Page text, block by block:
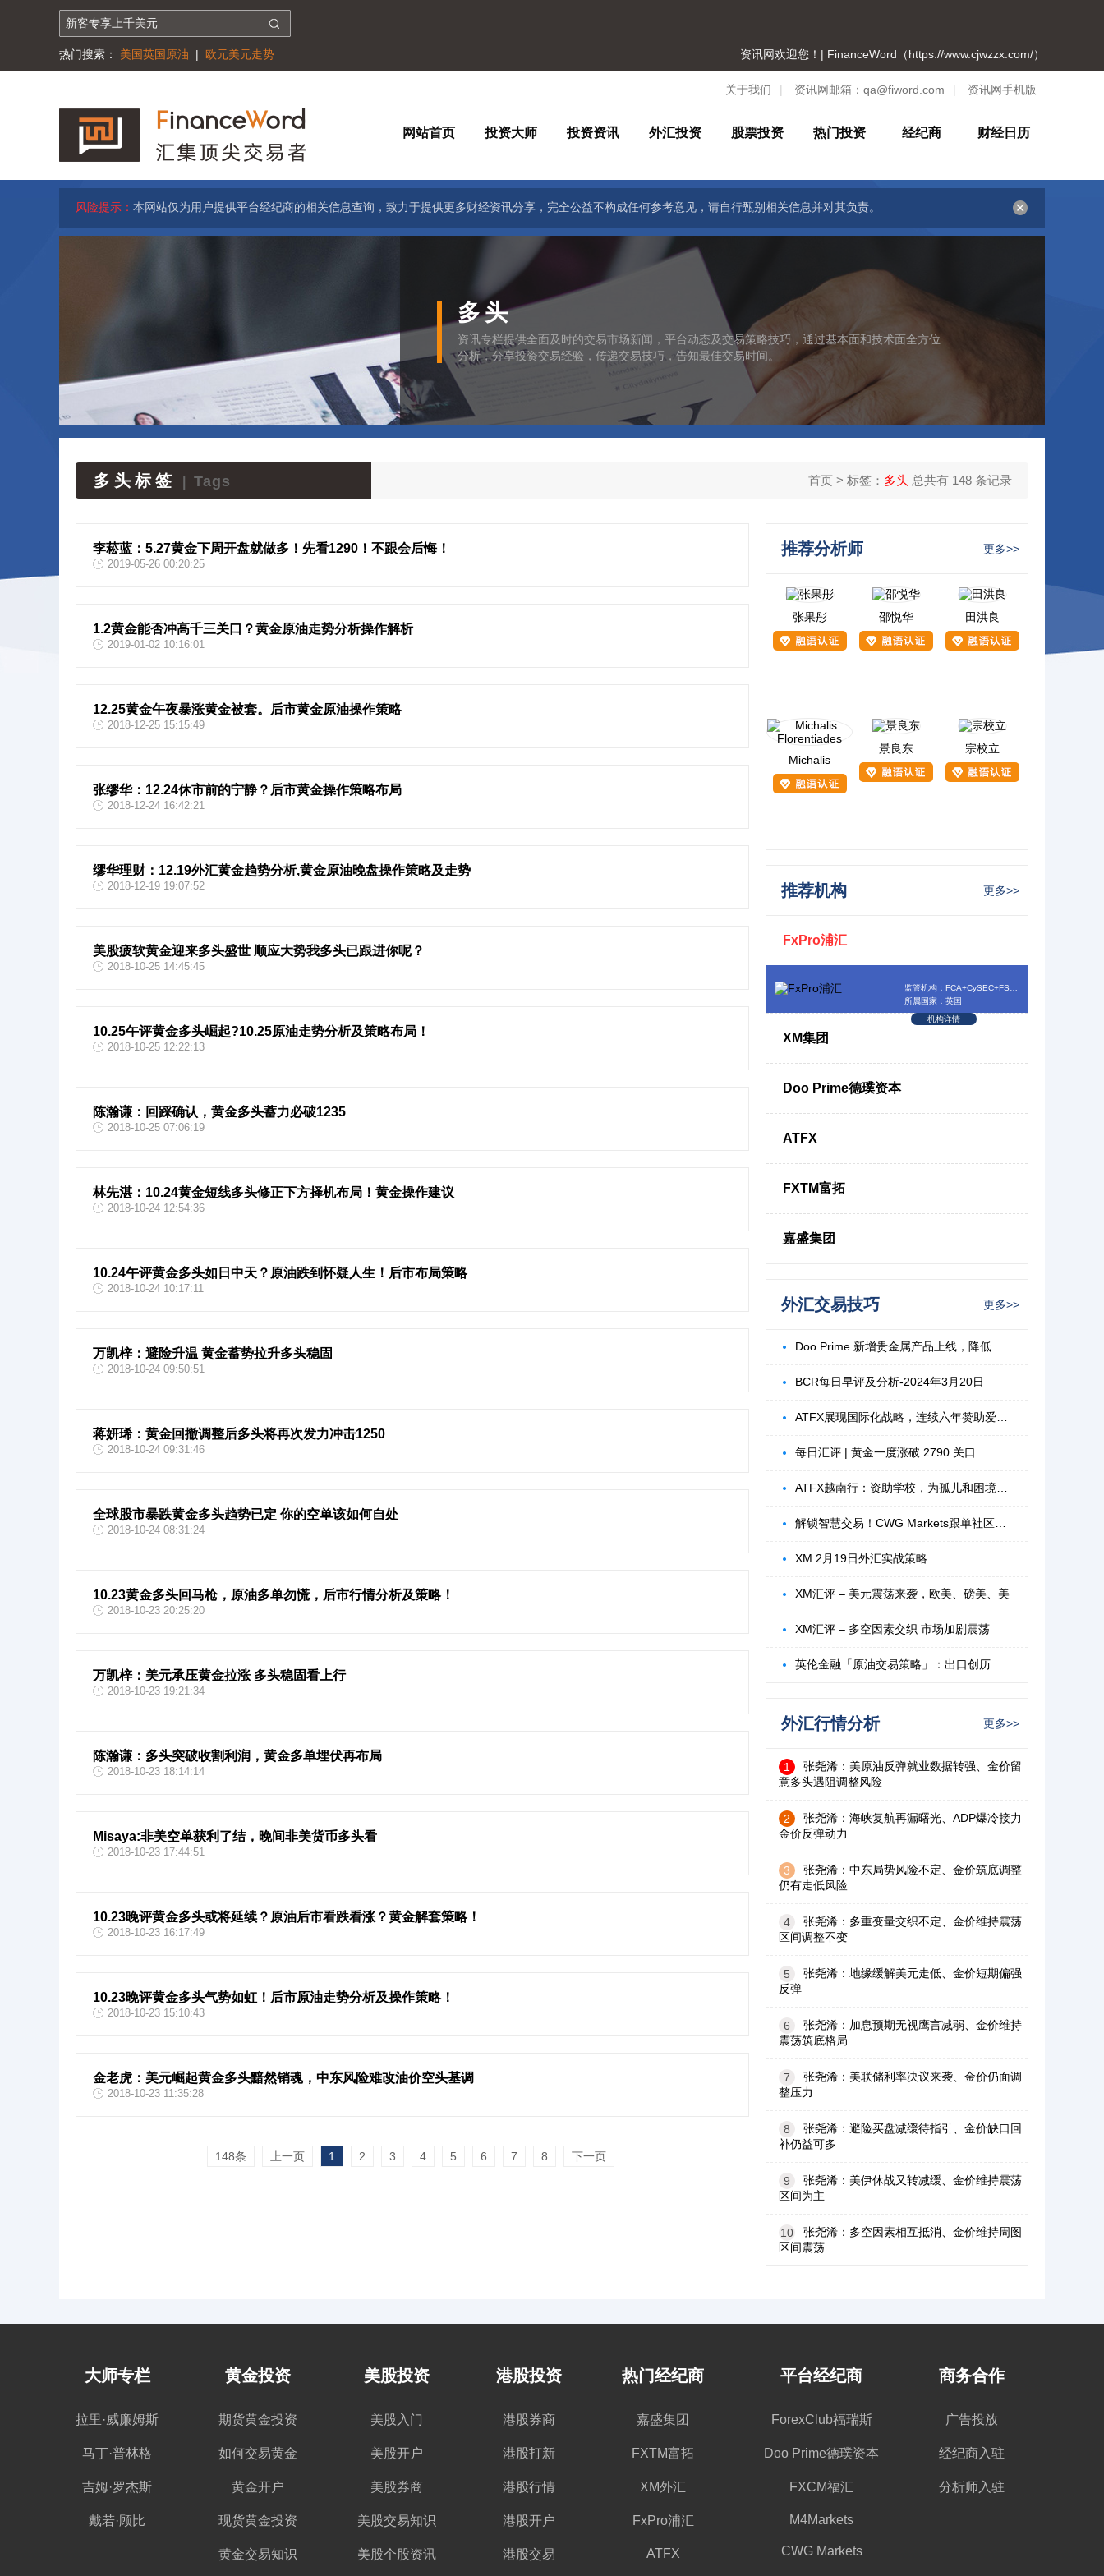
热门搜索： 美国英国原油 | 欧元美元走势 资讯网欢迎您！| FinanceWord（https://www.cjwzzx.com/）
关于我们 | 资讯网邮箱： qa@fiword.com | 资讯网手机版
网站首页 投资大师 投资资讯 外汇投资 股票投资 热门投资 经纪商 财经日历
风险提示： 本网站仅为用户提供平台经纪商的相关信息查询，致力于提供更多财经资讯分享，完全公益不构成任何参考意见，请自行甄别相关信息并对其负责。
多头
资讯专栏提供全面及时的交易市场新闻，平台动态及交易策略技巧，通过基本面和技术面全方位
分析，分享投资交易经验，传递交易技巧，告知最佳交易时间。
多头标签 Tags 首页 > 标签： 多头 总共有 148 条记录
李菘蓝：5.27黄金下周开盘就做多！先看1290！不跟会后悔！
2019-05-26 00:20:25
1.2黄金能否冲高千三关口？黄金原油走势分析操作解析
2019-01-02 10:16:01
12.25黄金午夜暴涨黄金被套。后市黄金原油操作策略
2018-12-25 15:15:49
张缪华：12.24休市前的宁静？后市黄金操作策略布局
2018-12-24 16:42:21
缪华理财：12.19外汇黄金趋势分析,黄金原油晚盘操作策略及走势
2018-12-19 19:07:52
美股疲软黄金迎来多头盛世 顺应大势我多头已跟进你呢？
2018-10-25 14:45:45
10.25午评黄金多头崛起?10.25原油走势分析及策略布局！
2018-10-25 12:22:13
陈瀚谦：回踩确认，黄金多头蓄力必破1235
2018-10-25 07:06:19
林先湛：10.24黄金短线多头修正下方择机布局！黄金操作建议
2018-10-24 12:54:36
10.24午评黄金多头如日中天？原油跌到怀疑人生！后市布局策略
2018-10-24 10:17:11
万凯梓：避险升温 黄金蓄势拉升多头稳固
2018-10-24 09:50:51
蒋妍琋：黄金回撤调整后多头将再次发力冲击1250
2018-10-24 09:31:46
全球股市暴跌黄金多头趋势已定 你的空单该如何自处
2018-10-24 08:31:24
10.23黄金多头回马枪，原油多单勿慌，后市行情分析及策略！
2018-10-23 20:25:20
万凯梓：美元承压黄金拉涨 多头稳固看上行
2018-10-23 19:21:34
陈瀚谦：多头突破收割利润，黄金多单埋伏再布局
2018-10-23 18:14:14
Misaya:非美空单获利了结，晚间非美货币多头看
2018-10-23 17:44:51
10.23晚评黄金多头或将延续？原油后市看跌看涨？黄金解套策略！
2018-10-23 16:17:49
10.23晚评黄金多头气势如虹！后市原油走势分析及操作策略！
2018-10-23 15:10:43
金老虎：美元崛起黄金多头黯然销魂，中东风险难改油价空头基调
2018-10-23 11:35:28
148条 上一页 1 2 3 4 5 6 7 8 下一页
推荐分析师 更多>>
张果彤 邵悦华 田洪良
Michalis
景良东 宗校立
推荐机构 更多>>
FxPro浦汇
所属国家：英国
机构详情
XM集团
Doo Prime德璞资本
ATFX
FXTM富拓
嘉盛集团
外汇交易技巧 更多>>
BCR每日早评及分析-2024年3月20日
每日汇评 | 黄金一度涨破 2790 关口
XM 2月19日外汇实战策略
XM汇评 – 美元震荡来袭，欧美、磅美、美
XM汇评 – 多空因素交织 市场加剧震荡
外汇行情分析 更多>>
1
张尧浠：美原油反弹就业数据转强、金价留
意多头遇阻调整风险
2
张尧浠：海峡复航再漏曙光、ADP爆冷接力
金价反弹动力
3
张尧浠：中东局势风险不定、金价筑底调整
仍有走低风险
4
张尧浠：多重变量交织不定、金价维持震荡
区间调整不变
5
张尧浠：地缘缓解美元走低、金价短期偏强
反弹
6
张尧浠：加息预期无视鹰言减弱、金价维持
震荡筑底格局
7
张尧浠：美联储利率决议来袭、金价仍面调
整压力
8
张尧浠：避险买盘减缓待指引、金价缺口回
补仍益可多
9
张尧浠：美伊休战又转减缓、金价维持震荡
区间为主
10
张尧浠：多空因素相互抵消、金价维持周图
区间震荡
大师专栏
拉里·威廉姆斯
马丁·普林格
吉姆·罗杰斯
戴若·顾比
黄金投资
期货黄金投资
如何交易黄金
黄金开户
现货黄金投资
黄金交易知识
美股投资
美股入门
美股开户
美股券商
美股交易知识
美股个股资讯
港股投资
港股券商
港股打新
港股行情
港股开户
港股交易
热门经纪商
嘉盛集团
FXTM富拓
XM外汇
FxPro浦汇
ATFX
平台经纪商
ForexClub福瑞斯
Doo Prime德璞资本
FXCM福汇
M4Markets
CWG Markets
商务合作
广告投放
经纪商入驻
分析师入驻